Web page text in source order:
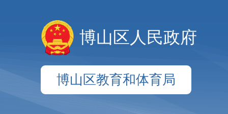
博山区人民政府
博山区教育和体育局